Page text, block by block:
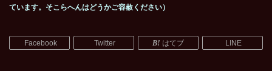
ています。そこらへんはどうかご容赦ください）
Facebook Twitter はてブ LINE